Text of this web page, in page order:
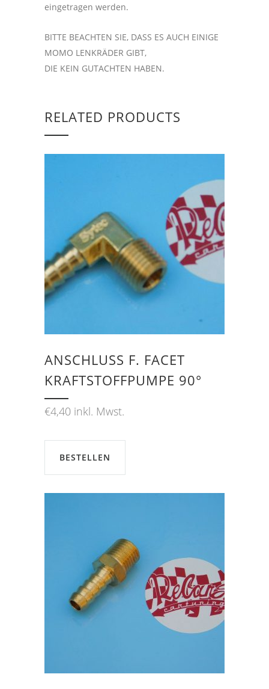
eingetragen werden.
BITTE BEACHTEN SIE, DASS ES AUCH EINIGE
MOMO LENKRÄDER GIBT,
DIE KEIN GUTACHTEN HABEN.
RELATED PRODUCTS
ANSCHLUSS F. FACET K
RAFTSTOFFPUMPE 90°
€4,40 inkl. Mwst.
BESTELLEN